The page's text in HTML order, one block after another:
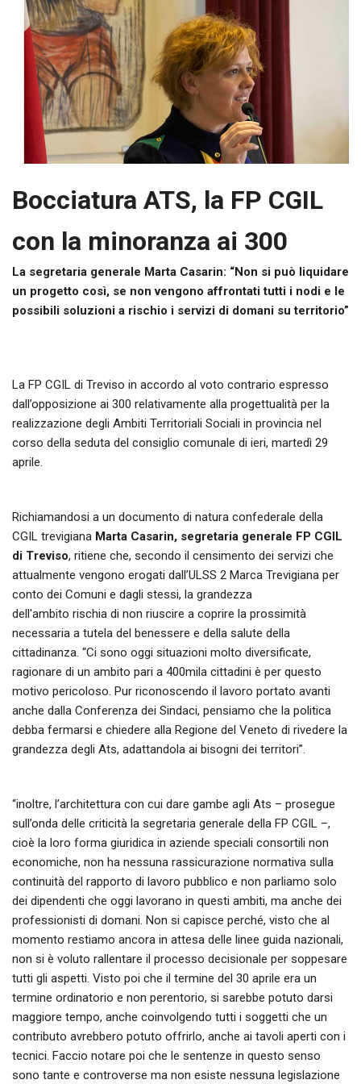
Bocciatura ATS, la FP CGIL
con la minoranza ai 300
La segretaria generale Marta Casarin: “Non si può liquidare
un progetto così, se non vengono affrontati tutti i nodi e le
possibili soluzioni a rischio i servizi di domani su territorio”
La FP CGIL di Treviso in accordo al voto contrario espresso
dall’opposizione ai 300 relativamente alla progettualità per la
realizzazione degli Ambiti Territoriali Sociali in provincia nel
corso della seduta del consiglio comunale di ieri, martedì 29
aprile.
Richiamandosi a un documento di natura confederale della
CGIL trevigiana Marta Casarin, segretaria generale FP CGIL
di Treviso, ritiene che, secondo il censimento dei servizi che
attualmente vengono erogati dall’ULSS 2 Marca Trevigiana per
conto dei Comuni e dagli stessi, la grandezza
dell'ambito rischia di non riuscire a coprire la prossimità
necessaria a tutela del benessere e della salute della
cittadinanza. “Ci sono oggi situazioni molto diversificate,
ragionare di un ambito pari a 400mila cittadini è per questo
motivo pericoloso. Pur riconoscendo il lavoro portato avanti
anche dalla Conferenza dei Sindaci, pensiamo che la politica
debba fermarsi e chiedere alla Regione del Veneto di rivedere la
grandezza degli Ats, adattandola ai bisogni dei territori”.
“inoltre, l’architettura con cui dare gambe agli Ats – prosegue
sull’onda delle criticità la segretaria generale della FP CGIL –,
cioè la loro forma giuridica in aziende speciali consortili non
economiche, non ha nessuna rassicurazione normativa sulla
continuità del rapporto di lavoro pubblico e non parliamo solo
dei dipendenti che oggi lavorano in questi ambiti, ma anche dei
professionisti di domani. Non si capisce perché, visto che al
momento restiamo ancora in attesa delle linee guida nazionali,
non si è voluto rallentare il processo decisionale per soppesare
tutti gli aspetti. Visto poi che il termine del 30 aprile era un
termine ordinatorio e non perentorio, si sarebbe potuto darsi
maggiore tempo, anche coinvolgendo tutti i soggetti che un
contributo avrebbero potuto offrirlo, anche ai tavoli aperti con i
tecnici. Faccio notare poi che le sentenze in questo senso
sono tante e controverse ma non esiste nessuna legislazione